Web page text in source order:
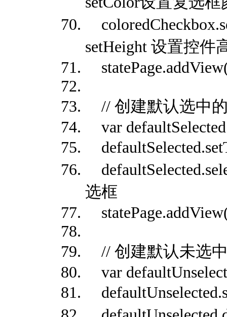
setHeight 设置控件
// 创建默认选中
var
选框
// 创建默认未选
var